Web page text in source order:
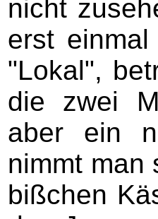
nicht
erst
"Lokal",
die zwei
aber ein
nimmt man
bißchen